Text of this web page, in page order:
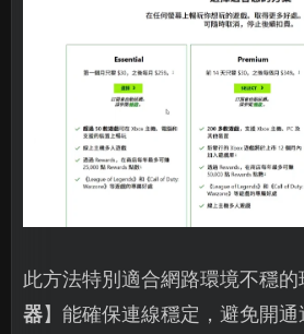
此方法特別適合網路環境不穩的
器】能確保連線穩定，避免開通